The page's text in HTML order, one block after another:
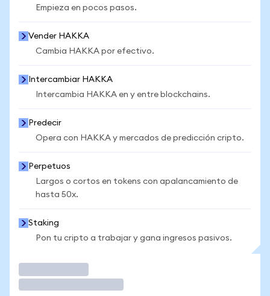
Empieza en pocos pasos.
Vender HAKKA
Cambia HAKKA por efectivo.
Intercambiar HAKKA
Intercambia HAKKA en y entre blockchains.
Predecir
Opera con HAKKA y mercados de predicción cripto.
Perpetuos
Largos o cortos en tokens con apalancamiento de
hasta 50x.
Staking
Pon tu cripto a trabajar y gana ingresos pasivos.